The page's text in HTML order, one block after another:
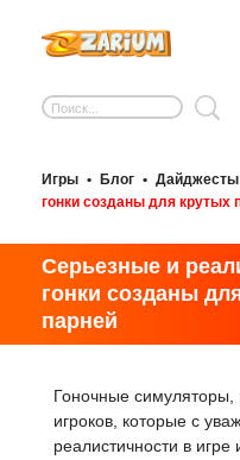
Игры • Блог • Дайджесты
гонки созданы для крутых
Серьезные и
гонки созданы
парней
Гоночные симуляторы,
игроков, которые с
реалистичности в